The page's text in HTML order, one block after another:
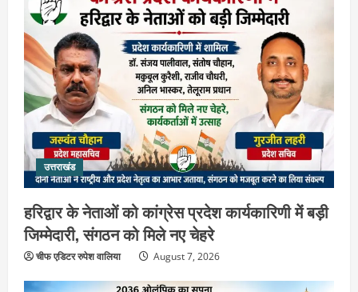
उत्तराखंड
हरिद्वार के नेताओं को कांग्रेस प्रदेश कार्यकारिणी में बड़ी
जिम्मेदारी, संगठन को मिले नए चेहरे
चीफ एडिटर रुपेश वालिया August 7, 2026